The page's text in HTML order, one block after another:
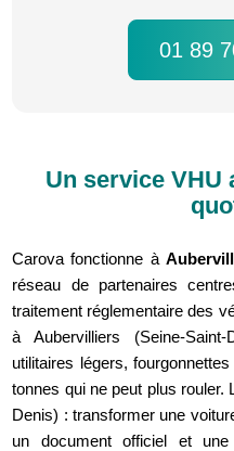
01 89
Un service VHU
Carova fonctionne à
réseau de partenaires
traitement réglementaire des
à Aubervilliers (Seine-
utilitaires légers,
tonnes qui ne peut plus rouler.
Denis) : transformer une
un document officiel et